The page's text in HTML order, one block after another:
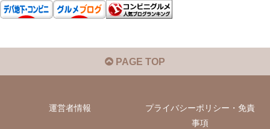
PAGE TOP
運営者情報
プライバシーポリシー・免責
事項